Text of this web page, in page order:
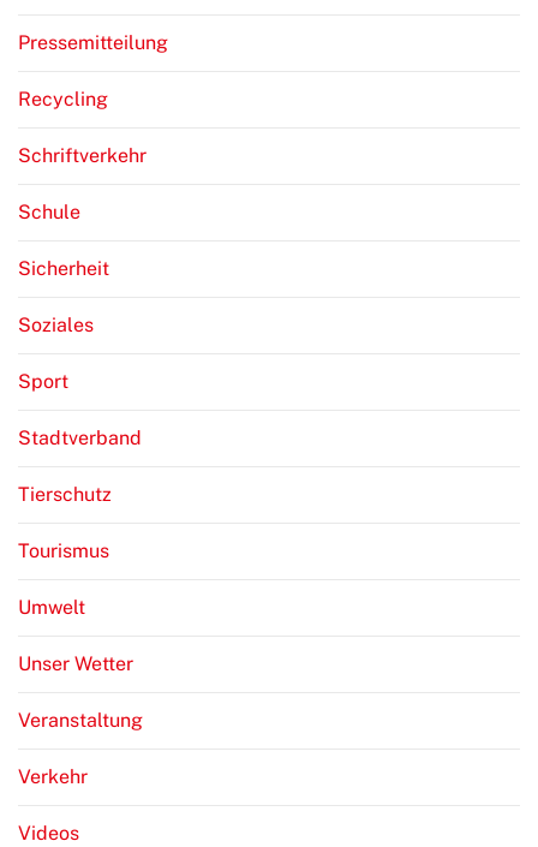
Pressemitteilung
Recycling
Schriftverkehr
Schule
Sicherheit
Soziales
Sport
Stadtverband
Tierschutz
Tourismus
Umwelt
Unser Wetter
Veranstaltung
Verkehr
Videos